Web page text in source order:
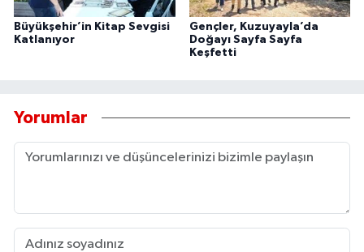
Büyükşehir’in Kitap Sevgisi
Katlanıyor
Gençler, Kuzuyayla’da
Doğayı Sayfa Sayfa
Keşfetti
Yorumlar